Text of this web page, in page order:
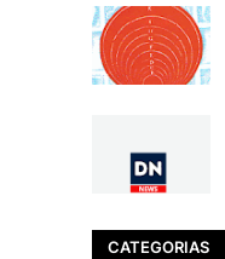
CATEGORIAS